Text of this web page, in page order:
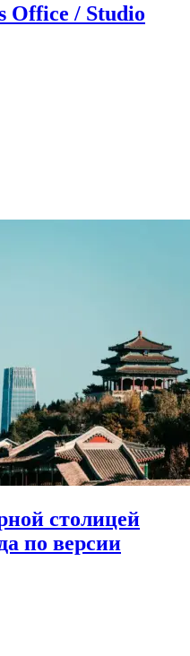
Office / Studio
столицей
по версии